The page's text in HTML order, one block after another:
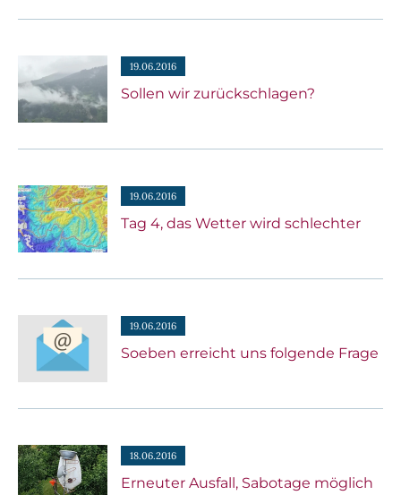
19.06.2016
Sollen wir zurückschlagen?
19.06.2016
Tag 4, das Wetter wird schlechter
19.06.2016
Soeben erreicht uns folgende Frage
18.06.2016
Erneuter Ausfall, Sabotage möglich